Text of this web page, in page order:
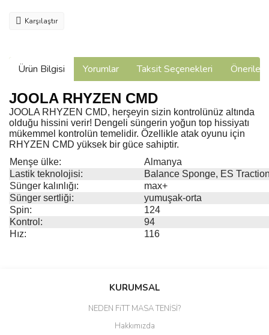
Karşılaştır
Ürün Bilgisi Yorumlar Taksit Seçenekleri
JOOLA RHYZEN CMD
JOOLA RHYZEN CMD, herşeyin sizin kontrolünüz altında
olduğu hissini verir! Dengeli süngerin yoğun top hissiyatı
mükemmel kontrolün temelidir. Özellikle atak oyunu için
RHYZEN CMD yüksek bir güce sahiptir.
Menşe ülke:
Almanya
Lastik teknolojisi:
Balance Sponge, ES
Sünger kalınlığı:
max+
Sünger sertliği:
yumuşak-orta
Spin:
124
Kontrol:
94
Hız:
116
Bu ürüne ilk yorumu siz yapın!
Ürün resmi kalitesiz, bozuk veya görüntülenemiyor.
KURUMSAL
NEDEN FiTT MASA TENİSİ?
Hakkımızda